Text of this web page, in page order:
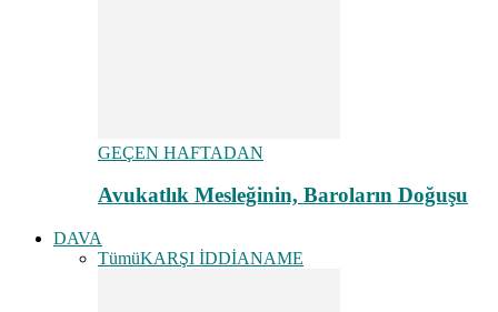
GEÇEN HAFTADAN
Avukatlık Mesleğinin, Baroların Doğuşu
DAVA
TümüKARŞI İDDİANAME